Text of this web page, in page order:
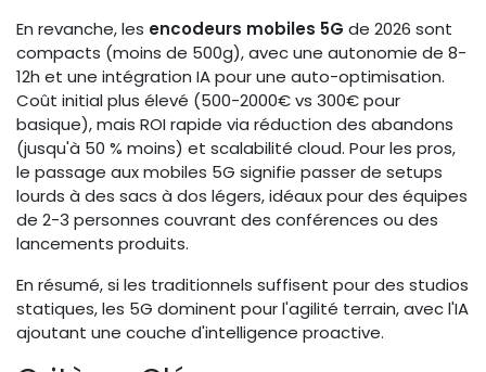
En revanche, les encodeurs mobiles 5G de 2026 sont
compacts (moins de 500g), avec une autonomie de 8-
12h et une intégration IA pour une auto-optimisation.
Coût initial plus élevé (500-2000€ vs 300€ pour
basique), mais ROI rapide via réduction des abandons
(jusqu'à 50 % moins) et scalabilité cloud. Pour les pros,
le passage aux mobiles 5G signifie passer de setups
lourds à des sacs à dos légers, idéaux pour des équipes
de 2-3 personnes couvrant des conférences ou des
lancements produits.
En résumé, si les traditionnels suffisent pour des studios
statiques, les 5G dominent pour l'agilité terrain, avec l'IA
ajoutant une couche d'intelligence proactive.